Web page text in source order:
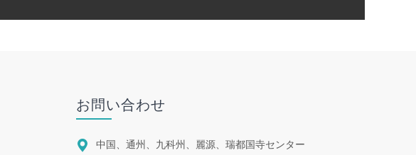
お問い合わせ
 中国、通州、九科州、麗源、瑞都国寺センター